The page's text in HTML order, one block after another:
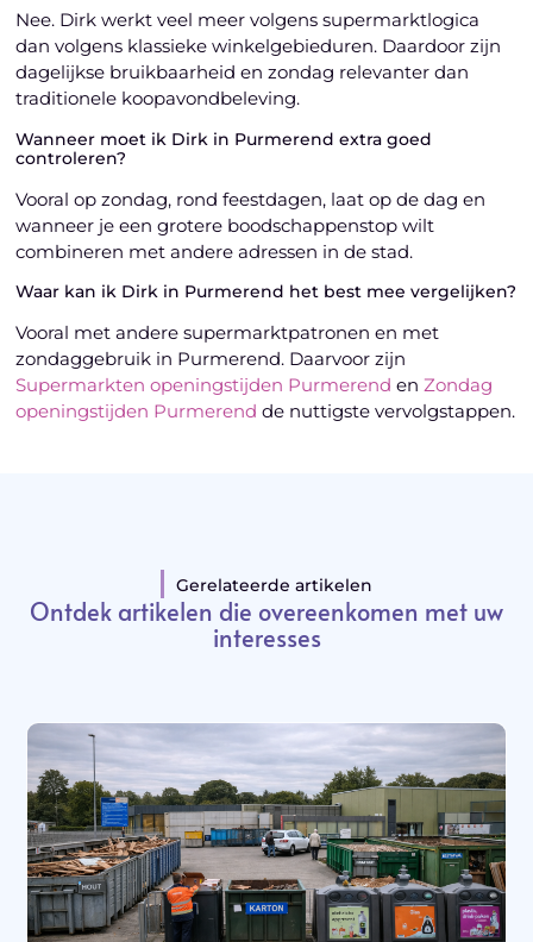
Nee. Dirk werkt veel meer volgens supermarktlogica
dan volgens klassieke winkelgebieduren. Daardoor zijn
dagelijkse bruikbaarheid en zondag relevanter dan
traditionele koopavondbeleving.
Wanneer moet ik Dirk in Purmerend extra goed
controleren?
Vooral op zondag, rond feestdagen, laat op de dag en
wanneer je een grotere boodschappenstop wilt
combineren met andere adressen in de stad.
Waar kan ik Dirk in Purmerend het best mee vergelijken?
Vooral met andere supermarktpatronen en met
zondaggebruik in Purmerend. Daarvoor zijn
Supermarkten openingstijden Purmerend enZondag
openingstijden Purmerend de nuttigste vervolgstappen.
Gerelateerde artikelen
Ontdek artikelen die overeenkomen met uw
interesses